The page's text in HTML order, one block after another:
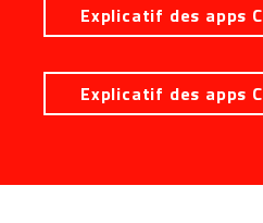
Explicatif des apps
Explicatif des apps